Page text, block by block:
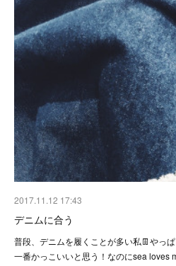
2017.11.12 17:43
デニムに合う
普段、デニムを履くことが多い私👖やっ
一番かっこいいと思う！なのにsea loves